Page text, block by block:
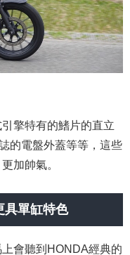
擎特有的鰭片的直立
的電盤外蓋等等，這些
加帥氣。
具單缸特色
會聽到HONDA經典的